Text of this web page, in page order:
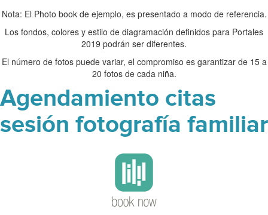
Nota: El Photo book de ejemplo, es presentado a modo de referencia.
Los fondos, colores y estilo de diagramación definidos para Portales
2019 podrán ser diferentes.
El número de fotos puede variar, el compromiso es garantizar de 15 a
20 fotos de cada niña.
Agendamiento citas
sesión fotografía familiar